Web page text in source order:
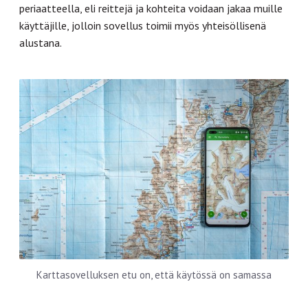
periaatteella, eli reittejä ja kohteita voidaan jakaa muille
käyttäjille, jolloin sovellus toimii myös yhteisöllisenä
alustana.
Karttasovelluksen etu on, että käytössä on samassa